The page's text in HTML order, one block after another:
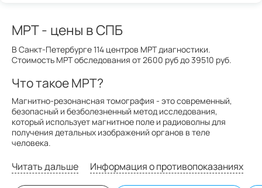
МРТ- цены в СПБ
В Санкт-Петербурге 114 центров МРТ диагностики.
Стоимость МРТ обследования от 2600 руб до 39510 руб.
Что такое МРТ?
Магнитно-резонансная томография - это современный,
безопасный и безболезненный метод исследования,
который использует магнитное поле и радиоволны для
получения детальных изображений органов в теле
человека.
Читать дальше Информация о противопоказаниях